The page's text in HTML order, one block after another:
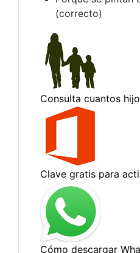
(correcto)